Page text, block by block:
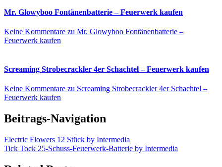
Mr. Glowyboo Fontänenbatterie – Feuerwerk kaufen
Keine Kommentare zu Mr. Glowyboo Fontänenbatterie –
Feuerwerk kaufen
Screaming Strobecrackler 4er Schachtel – Feuerwerk kaufen
Keine Kommentare zu Screaming Strobecrackler 4er Schachtel –
Feuerwerk kaufen
Beitrags-Navigation
Electric Flowers 12 Stück by Intermedia
Tick Tock 25-Schuss-Feuerwerk-Batterie by Intermedia